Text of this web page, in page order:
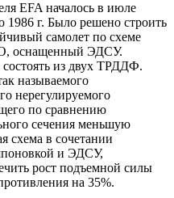
EFA началось в июле
1986 г. Было решено строить
самолет по схеме
оснащенный ЭДСУ.
из двух ТРДДФ.
называемого
нерегулируемого
по сравнению
сечения меньшую
схема в сочетании
и ЭДСУ,
рост подъемной силы
на 35%.